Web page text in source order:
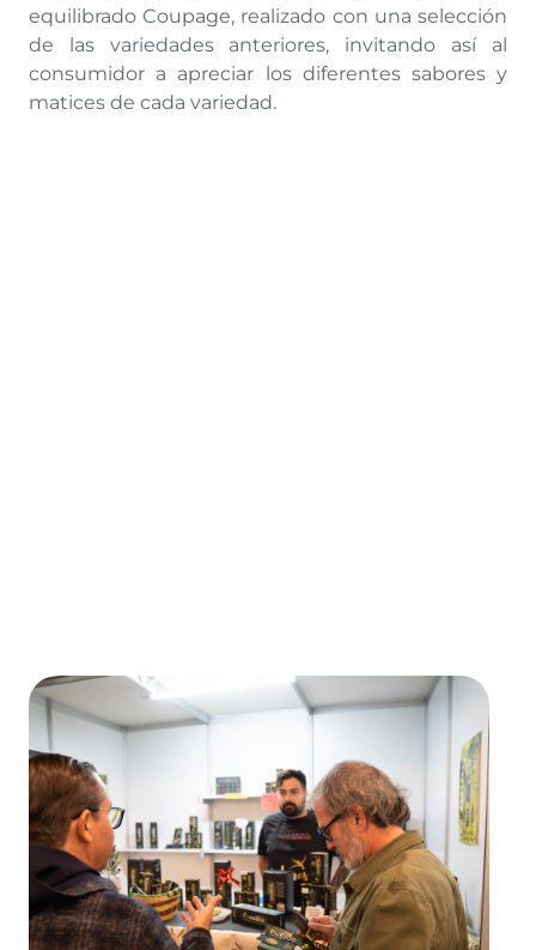
equilibrado Coupage, realizado con una selección
de las variedades anteriores, invitando así al
consumidor a apreciar los diferentes sabores y
matices de cada variedad.